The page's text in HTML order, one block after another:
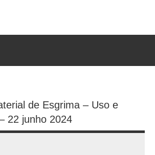
de Esgrima – Uso e
22 junho 2024